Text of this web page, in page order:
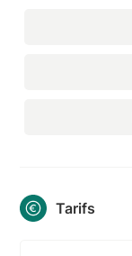
Tarifs